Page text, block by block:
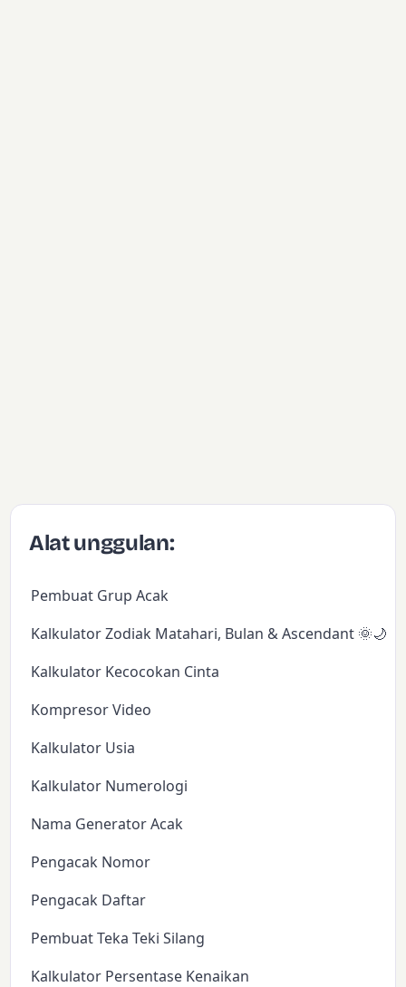
Alat unggulan:
Pembuat Grup Acak
Kalkulator Zodiak Matahari, Bulan & Ascendant 🌞🌙✨
Kalkulator Kecocokan Cinta
Kompresor Video
Kalkulator Usia
Kalkulator Numerologi
Nama Generator Acak
Pengacak Nomor
Pengacak Daftar
Pembuat Teka Teki Silang
Kalkulator Persentase Kenaikan